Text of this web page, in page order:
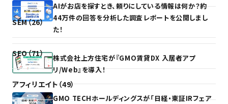
SEM（26）
SEO（71）
アフィリエイト（49）
AIがお店を探すとき、頼りにしている情報は何か？約
44万件の回答を分析した調査レポートを公開しまし
た！
株式会社上方住宅が『GMO賃貸DX 入居者アプ
リ/Web』を導入！
GMO TECHホールディングスが「日経・東証IRフェア